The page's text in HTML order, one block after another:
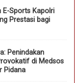
E-Sports Kapolri
Prestasi bagi
Penindakan
di Medsos
Pidana